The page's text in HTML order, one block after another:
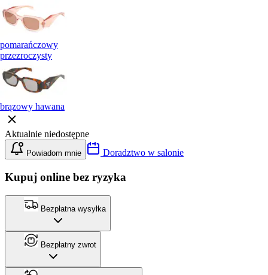
pomarańczowy
przezroczysty
brązowy hawana
Aktualnie niedostępne
Powiadom mnie Doradztwo w salonie
Kupuj online bez ryzyka
Bezpłatna wysyłka
Bezpłatny zwrot